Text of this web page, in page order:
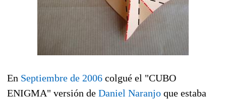
En Septiembre de 2006 colgué el "CUBO
ENIGMA" versión de Daniel Naranjo que estaba